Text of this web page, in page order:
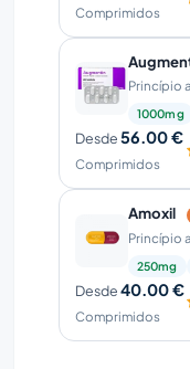
Comprimidos
Princípio
1000mg
Desde56.00 €
Comprimidos
Amoxil
Princípio
250mg
Desde40.00 €
Comprimidos